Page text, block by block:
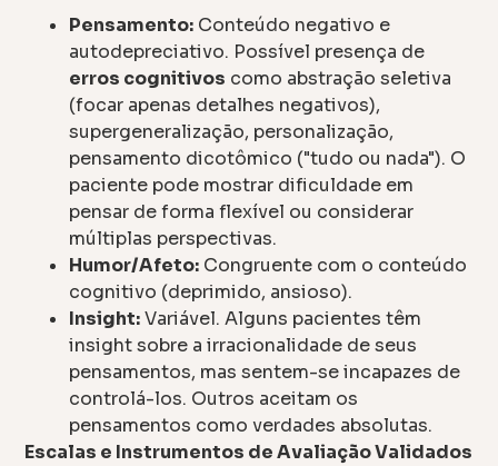
Pensamento: Conteúdo negativo e
autodepreciativo. Possível presença de
erros cognitivos como abstração seletiva
(focar apenas detalhes negativos),
supergeneralização, personalização,
pensamento dicotômico ("tudo ou nada"). O
paciente pode mostrar dificuldade em
pensar de forma flexível ou considerar
múltiplas perspectivas.
Humor/Afeto: Congruente com o conteúdo
cognitivo (deprimido, ansioso).
Insight:Variável. Alguns pacientes têm
insight sobre a irracionalidade de seus
pensamentos, mas sentem-se incapazes de
controlá-los. Outros aceitam os
pensamentos como verdades absolutas.
Escalas e Instrumentos de Avaliação Validados